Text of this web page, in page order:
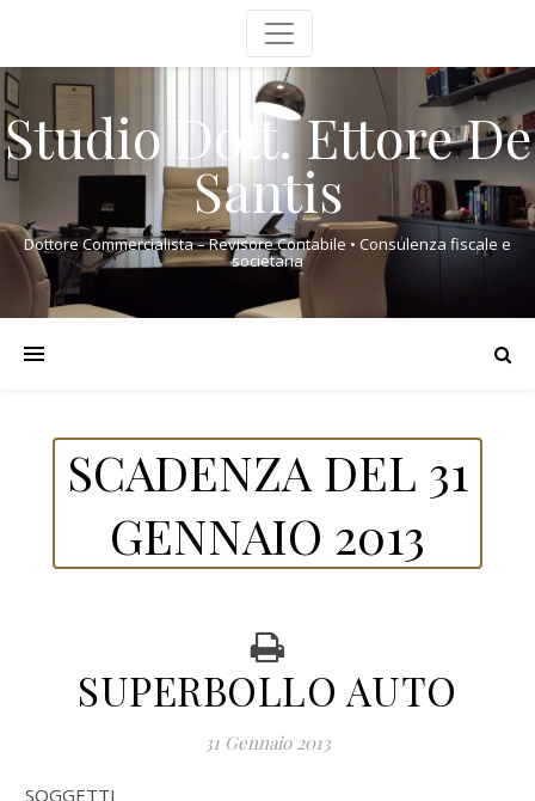
Studio Dott. Ettore De
Santis
Dottore Commercialista – Revisore Contabile • Consulenza fiscale e
societaria
SCADENZA DEL 31
GENNAIO 2013
SUPERBOLLO AUTO
31 Gennaio 2013
SOGGETTI